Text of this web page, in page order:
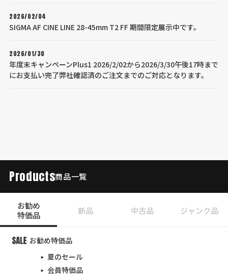
2026/02/04
SIGMA AF CINE LINE 28-45mm T2 FF 期間限定展示中です。
2026/01/30
年度末キャンペーンPlus1 2026/2/02から2026/3/30午後17時まで
にお支払い完了弊社確認済のご注文までのご対応となります。
Products商品一覧
お勧め
特価品
新品 中古品 ジャンク品
お勧め特価品
夏のセール
会員特価品